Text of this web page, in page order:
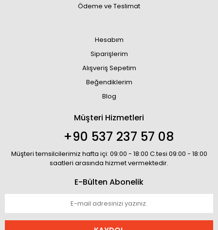
Ödeme ve Teslimat
Hesabım
Siparişlerim
Alışveriş Sepetim
Beğendiklerim
Blog
Müşteri Hizmetleri
+90 537 237 57 08
Müşteri temsilcilerimiz hafta içi: 09:00 - 18:00 C.tesi 09:00 - 18:00
saatleri arasında hizmet vermektedir.
E-Bülten Abonelik